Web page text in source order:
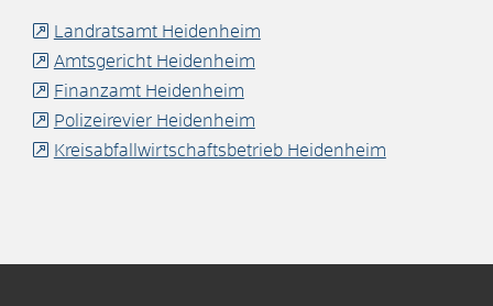
Landratsamt Heidenheim
Amtsgericht Heidenheim
Finanzamt Heidenheim
Polizeirevier Heidenheim
Kreisabfallwirtschaftsbetrieb Heidenheim